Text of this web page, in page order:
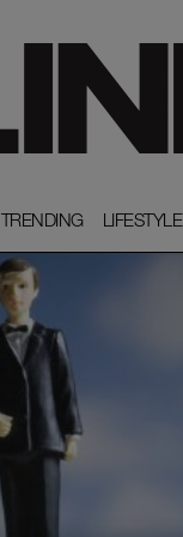
TRENDING
TRENDING LIFESTYLE
LIFESTYLE